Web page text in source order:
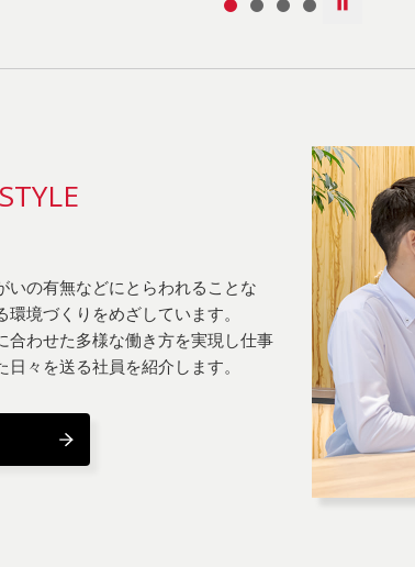
いの有無などにとらわれることな
境づくりをめざしています。
合わせた多様な働き方を実現し仕事
々を送る社員を紹介します。